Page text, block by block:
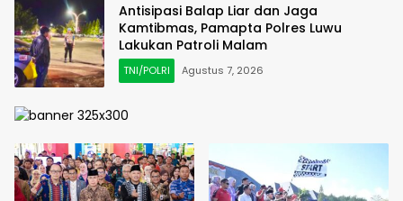
Antisipasi Balap Liar dan Jaga
Kamtibmas, Pamapta Polres Luwu
Lakukan Patroli Malam
TNI/POLRI Agustus 7, 2026